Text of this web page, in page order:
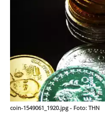
coin-1549061_1920.jpg - Foto: THN